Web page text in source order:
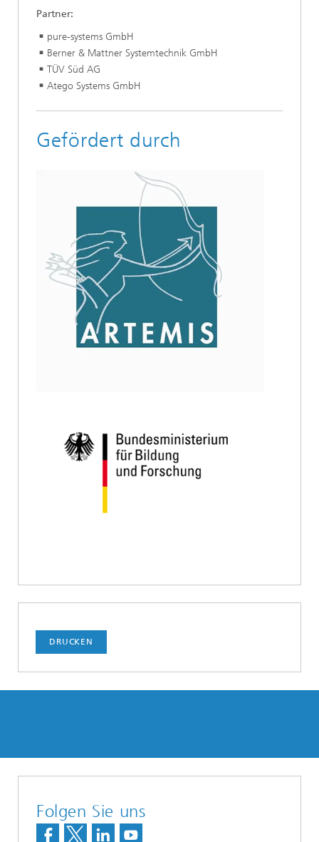
Partner:
pure-systems GmbH
Berner & Mattner Systemtechnik GmbH
TÜV Süd AG
Atego Systems GmbH
Gefördert durch
DRUCKEN
Folgen Sie uns